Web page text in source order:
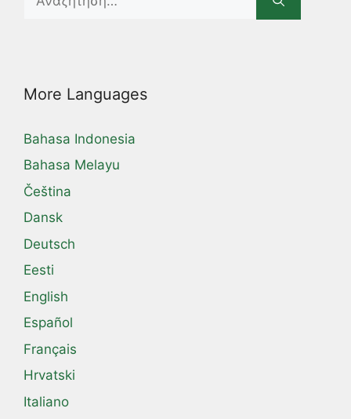
for:
More Languages
Bahasa Indonesia
Bahasa Melayu
Čeština
Dansk
Deutsch
Eesti
English
Español
Français
Hrvatski
Italiano